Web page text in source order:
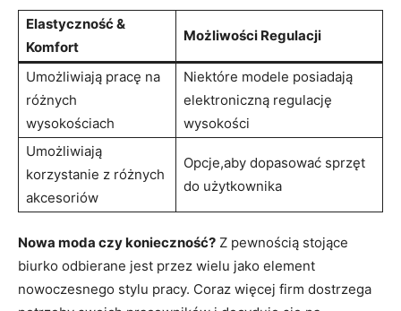
Elastyczność &⁤
Komfort
Możliwości Regulacji
Umożliwiają pracę na
⁤różnych
wysokościach
Niektóre modele posiadają⁢
elektroniczną regulację
wysokości
Umożliwiają‌
korzystanie z różnych
akcesoriów
Opcje,aby dopasować sprzęt
do użytkownika
Nowa moda⁢ czy konieczność? Z pewnością stojące
biurko odbierane jest przez wielu jako element
nowoczesnego stylu ‍pracy. Coraz‌ więcej firm dostrzega